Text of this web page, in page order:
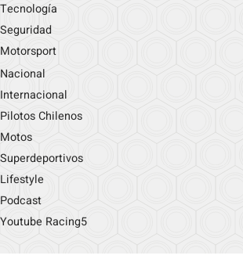
Tecnología
Seguridad
Motorsport
Nacional
Internacional
Pilotos Chilenos
Motos
Superdeportivos
Lifestyle
Podcast
Youtube Racing5